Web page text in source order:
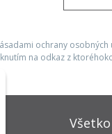
ochrany
na odkaz z